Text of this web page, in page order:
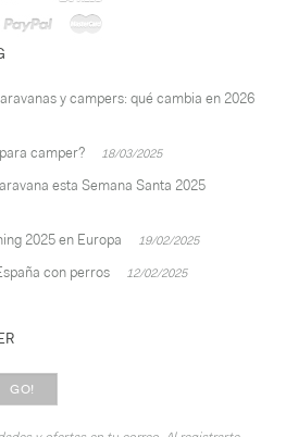
y campers: qué cambia en 2026
camper? 18/03/2025
esta Semana Santa 2025
2025 en Europa 19/02/2025
con perros 12/02/2025
GO!